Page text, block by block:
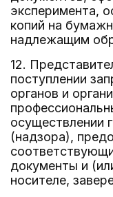
эксперимента,
копий на
надлежащим
12.
поступлении
органов и
осуществлении
(надзора),
документы и
носителе,